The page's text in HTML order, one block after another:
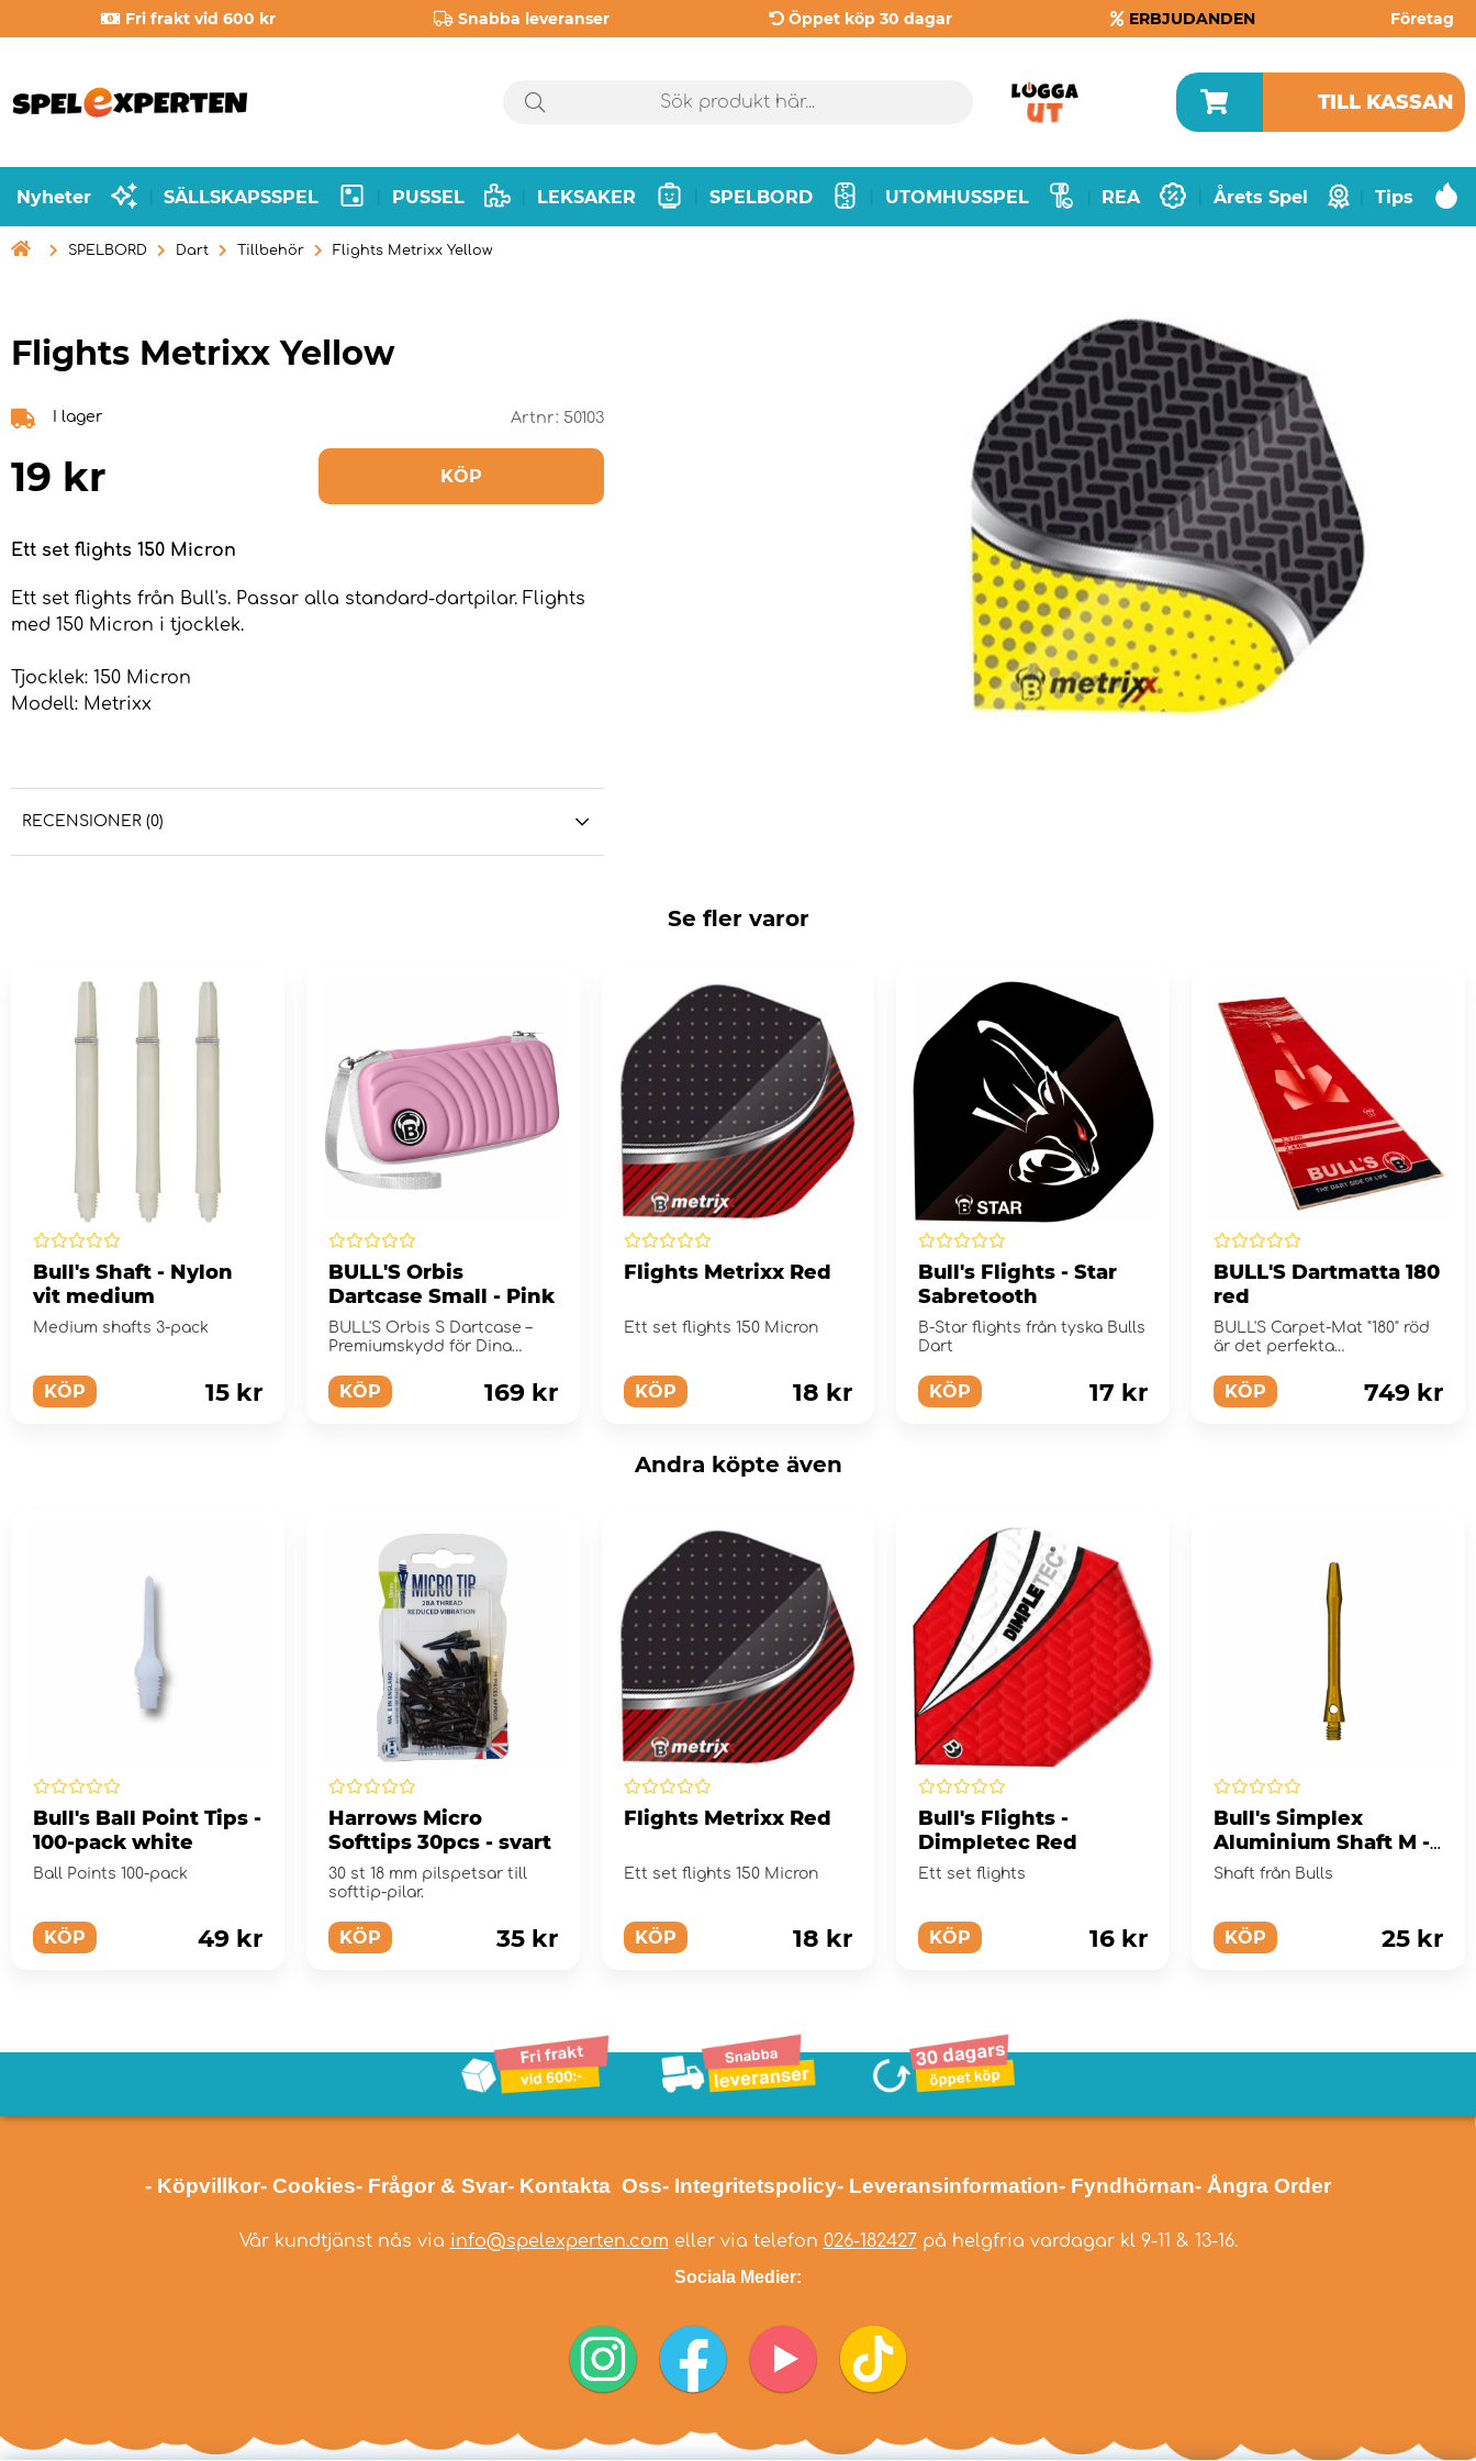
Fri frakt vid 600 kr Snabba leveranser Öppet köp 30 dagar ERBJUDANDEN Företag
TILL KASSAN
Nyheter SÄLLSKAPSSPEL PUSSEL LEKSAKER SPELBORD UTOMHUSSPEL REA Årets Spel Tips
 SPELBORD Dart Tillbehör Flights Metrixx Yellow
Flights Metrixx Yellow
I lager Artnr: 50103
19 kr KÖP
Ett set flights 150 Micron
Ett set flights från Bull's. Passar alla standard-dartpilar. Flights
med 150 Micron i tjocklek.
Tjocklek: 150 Micron
Modell: Metrixx
RECENSIONER (0)
Se fler varor
Bull's Shaft - Nylon
vit medium
Medium shafts 3-pack
KÖP 15 kr
BULL'S Orbis
Dartcase Small - Pink
BULL'S Orbis S Dartcase –
Premiumskydd för Dina
KÖP 169 kr
Flights Metrixx Red
Ett set flights 150 Micron
KÖP 18 kr
Bull's Flights - Star
Sabretooth
B-Star flights från tyska Bulls
Dart
KÖP 17 kr
BULL'S Dartmatta 180
red
BULL'S Carpet-Mat "180" röd
är det perfekta
darttavla.
KÖP 749 kr
Andra köpte även
Bull's Ball Point Tips -
100-pack white
Ball Points 100-pack
KÖP 49 kr
Harrows Micro
Softtips 30pcs - svart
30 st 18 mm pilspetsar till
softtip-pilar.
KÖP 35 kr
Flights Metrixx Red
Ett set flights 150 Micron
KÖP 18 kr
Bull's Flights -
Dimpletec Red
Ett set flights
KÖP 16 kr
Bull's Simplex
Aluminium Shaft M -
Gold
Shaft från Bulls
KÖP 25 kr
- Köpvillkor- Cookies- Frågor & Svar- Kontakta Oss- Integritetspolicy- Leveransinformation- Fyndhörnan- Ångra Order
Vår kundtjänst nås via info@spelexperten.com eller via telefon 026-182427på helgfria vardagar kl 9-11 & 13-16.
Sociala Medier: